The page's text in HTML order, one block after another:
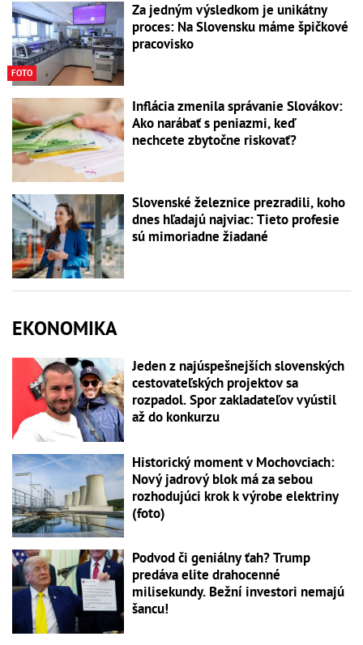
FOTO
Za jedným výsledkom je unikátny
proces: Na Slovensku máme špičkové
pracovisko
Inflácia zmenila správanie Slovákov:
Ako narábať s peniazmi, keď
nechcete zbytočne riskovať?
Slovenské železnice prezradili, koho
dnes hľadajú najviac: Tieto profesie
sú mimoriadne žiadané
EKONOMIKA
Jeden z najúspešnejších slovenských
cestovateľských projektov sa
rozpadol. Spor zakladateľov vyústil
až do konkurzu
Historický moment v Mochovciach:
Nový jadrový blok má za sebou
rozhodujúci krok k výrobe elektriny
(foto)
Podvod či geniálny ťah? Trump
predáva elite drahocenné
milisekundy. Bežní investori nemajú
šancu!